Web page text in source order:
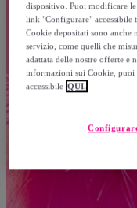
dispositivo. Puoi modificare
link "Configurare"
Cookie depositati sono anche
servizio, come quelli che
adattata delle nostre offerte e
informazioni sui Cookie, puoi
accessibile QUI.